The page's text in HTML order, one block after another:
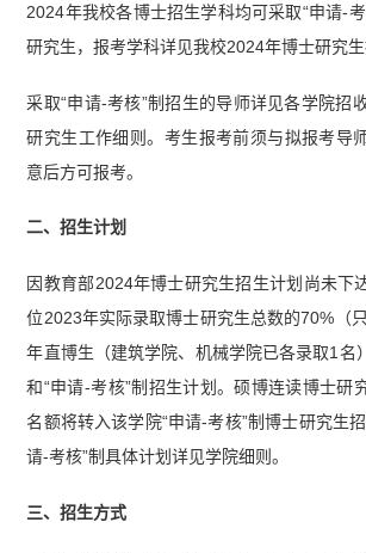
2024年我校各博士招生学科均可采取“申请-
研究生，报考学科详见我校2024年博士研究生
采取“申请-考核”制招生的导师详见各学院招
研究生工作细则。考生报考前须与拟报考导
意后方可报考。
二、招生计划
因教育部2024年博士研究生招生计划尚未下
位2023年实际录取博士研究生总数的70%（
年直博生（建筑学院、机械学院已各录取1名
和“申请-考核”制招生计划。硕博连读博士研
名额将转入该学院“申请-考核”制博士研究生
请-考核”制具体计划详见学院细则。
三、招生方式